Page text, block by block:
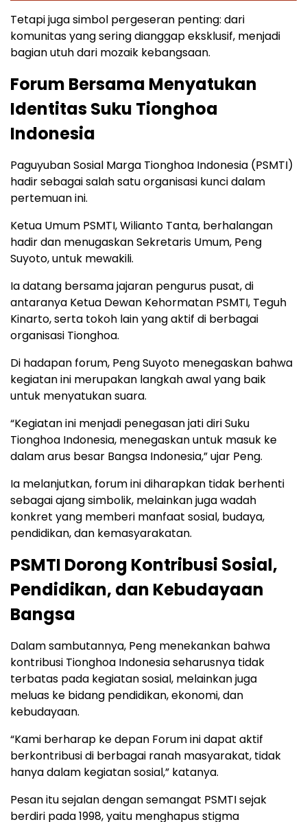
Tetapi juga simbol pergeseran penting: dari
komunitas yang sering dianggap eksklusif, menjadi
bagian utuh dari mozaik kebangsaan.
Forum Bersama Menyatukan
Identitas Suku Tionghoa
Indonesia
Paguyuban Sosial Marga Tionghoa Indonesia (PSMTI)
hadir sebagai salah satu organisasi kunci dalam
pertemuan ini.
Ketua Umum PSMTI, Wilianto Tanta, berhalangan
hadir dan menugaskan Sekretaris Umum, Peng
Suyoto, untuk mewakili.
Ia datang bersama jajaran pengurus pusat, di
antaranya Ketua Dewan Kehormatan PSMTI, Teguh
Kinarto, serta tokoh lain yang aktif di berbagai
organisasi Tionghoa.
Di hadapan forum, Peng Suyoto menegaskan bahwa
kegiatan ini merupakan langkah awal yang baik
untuk menyatukan suara.
“Kegiatan ini menjadi penegasan jati diri Suku
Tionghoa Indonesia, menegaskan untuk masuk ke
dalam arus besar Bangsa Indonesia,” ujar Peng.
Ia melanjutkan, forum ini diharapkan tidak berhenti
sebagai ajang simbolik, melainkan juga wadah
konkret yang memberi manfaat sosial, budaya,
pendidikan, dan kemasyarakatan.
PSMTI Dorong Kontribusi Sosial,
Pendidikan, dan Kebudayaan
Bangsa
Dalam sambutannya, Peng menekankan bahwa
kontribusi Tionghoa Indonesia seharusnya tidak
terbatas pada kegiatan sosial, melainkan juga
meluas ke bidang pendidikan, ekonomi, dan
kebudayaan.
“Kami berharap ke depan Forum ini dapat aktif
berkontribusi di berbagai ranah masyarakat, tidak
hanya dalam kegiatan sosial,” katanya.
Pesan itu sejalan dengan semangat PSMTI sejak
berdiri pada 1998, yaitu menghapus stigma